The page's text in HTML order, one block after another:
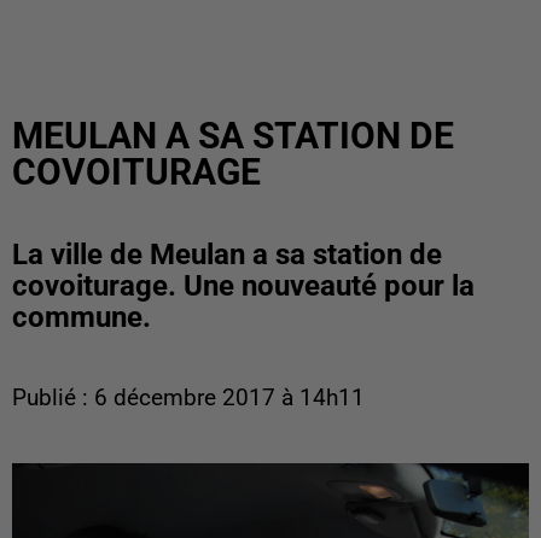
MEULAN A SA STATION DE
COVOITURAGE
La ville de Meulan a sa station de
covoiturage. Une nouveauté pour la
commune.
Publié : 6 décembre 2017 à 14h11